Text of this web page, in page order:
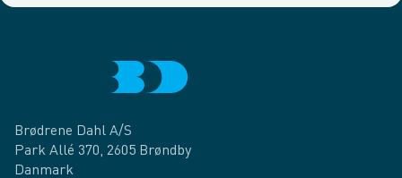
Brødrene Dahl A/S
Park Allé 370, 2605 Brøndby
Danmark